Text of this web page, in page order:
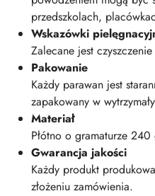
przedszkolach,
Wskazówki
Zalecane jest
Pakowanie
Każdy parawan jest
zapakowany w
Materiał
Płótno o gramaturze
Gwarancja jakości
Każdy produkt
złożeniu zamówienia.